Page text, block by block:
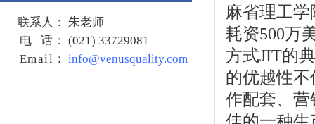
联系人： 朱老师
电 话： (021) 33729081
Email ： info@venusquality.com
麻省理工
耗资500万
方式JIT的
的优越性
作配套、